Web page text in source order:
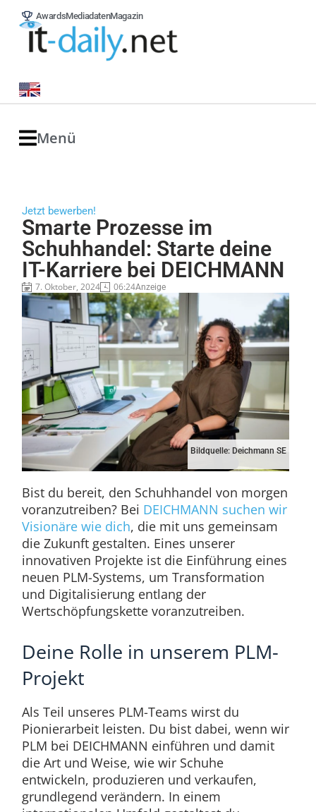
AwardsMediadatenMagazin
Menü
Jetzt bewerben!
Smarte Prozesse im
Schuhhandel: Starte deine
IT-Karriere bei DEICHMANN
7. Oktober, 2024 06:24Anzeige
Bildquelle: Deichmann SE
Bist du bereit, den Schuhhandel von morgen
voranzutreiben? Bei DEICHMANN suchen wir
Visionäre wie dich, die mit uns gemeinsam
die Zukunft gestalten. Eines unserer
innovativen Projekte ist die Einführung eines
neuen PLM-Systems, um Transformation
und Digitalisierung entlang der
Wertschöpfungskette voranzutreiben.
Deine Rolle in unserem PLM-
Projekt
Als Teil unseres PLM-Teams wirst du
Pionierarbeit leisten. Du bist dabei, wenn wir
PLM bei DEICHMANN einführen und damit
die Art und Weise, wie wir Schuhe
entwickeln, produzieren und verkaufen,
grundlegend verändern. In einem